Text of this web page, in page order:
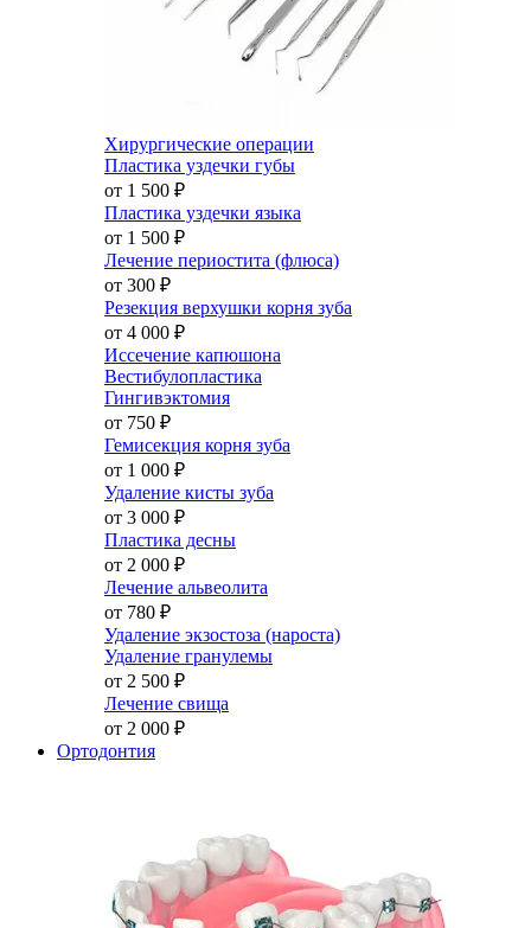
Хирургические операции
Пластика уздечки губы
от 1 500 ₽
Пластика уздечки языка
от 1 500 ₽
Лечение периостита (флюса)
от 300 ₽
Резекция верхушки корня зуба
от 4 000 ₽
Иссечение капюшона
Вестибулопластика
Гингивэктомия
от 750 ₽
Гемисекция корня зуба
от 1 000 ₽
Удаление кисты зуба
от 3 000 ₽
Пластика десны
от 2 000 ₽
Лечение альвеолита
от 780 ₽
Удаление экзостоза (нароста)
Удаление гранулемы
от 2 500 ₽
Лечение свища
от 2 000 ₽
Ортодонтия